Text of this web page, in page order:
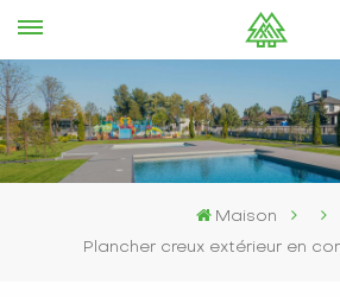
Maison
Plancher creux extérieur en